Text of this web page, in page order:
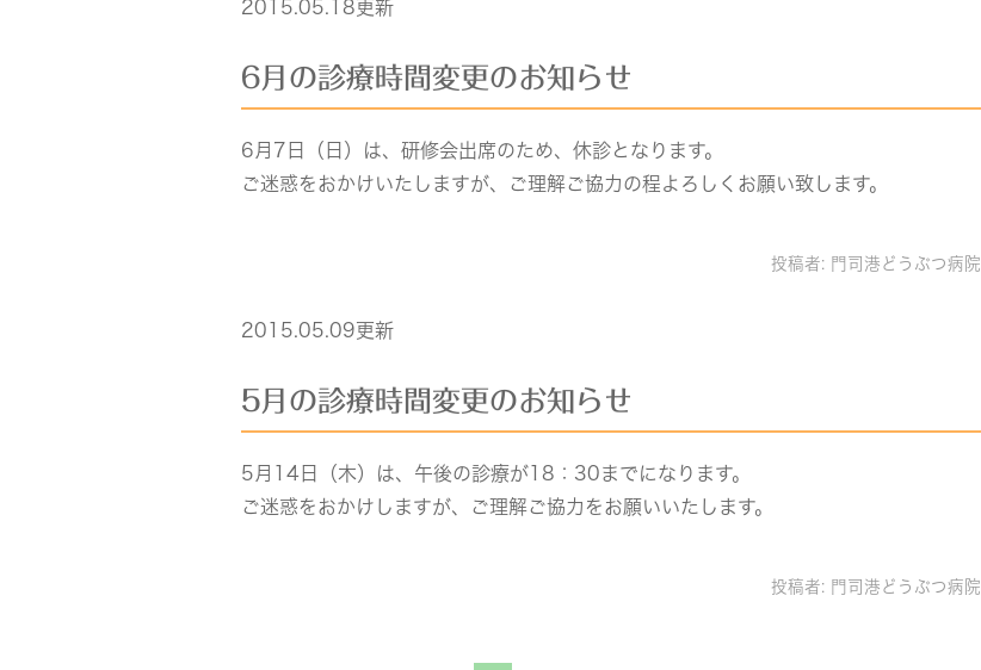
2015.05.18更新
6月の診療時間変更のお知らせ
6月7日（日）は、研修会出席のため、休診となります。
ご迷惑をおかけいたしますが、ご理解ご協力の程よろしくお願い致します。
投稿者: 門司港どうぶつ病院
2015.05.09更新
5月の診療時間変更のお知らせ
5月14日（木）は、午後の診療が18：30までになります。
ご迷惑をおかけしますが、ご理解ご協力をお願いいたします。
投稿者: 門司港どうぶつ病院